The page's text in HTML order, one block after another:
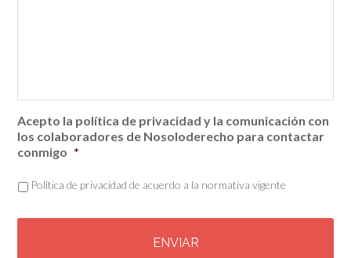
Acepto la política de privacidad y la comunicación con
los colaboradores de Nosoloderecho para contactar
conmigo *
Política de privacidad de acuerdo a la normativa vigente